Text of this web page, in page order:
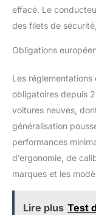
effacé. Le
des filets de
Obligations
Les réglementations
obligatoires depuis
voitures neuves,
généralisation
performances
d’ergonomie, de
marques et les
Lire plus Test